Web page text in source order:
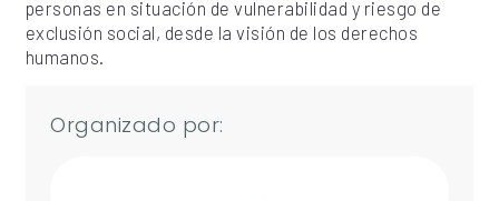
personas en situación de vulnerabilidad y riesgo de
exclusión social, desde la visión de los derechos
humanos.
Organizado por: